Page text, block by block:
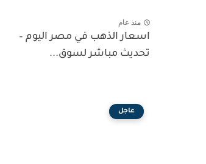
منذ عام
اسعار الذهب في مصر اليوم –
تحديث مباشر لسوق...
عاجل